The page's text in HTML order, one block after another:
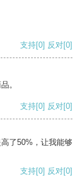
支持[0] 反对[0]
。
支持[0] 反对[0]
了50%，让我能够
支持[0] 反对[0]